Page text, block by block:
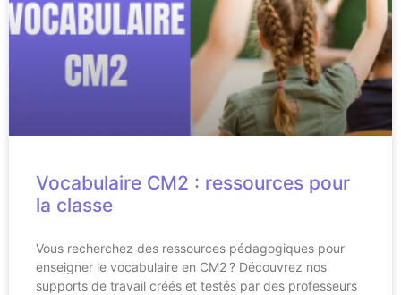
Vocabulaire CM2 : ressources pour
la classe
Vous recherchez des ressources pédagogiques pour
enseigner le vocabulaire en CM2 ? Découvrez nos
supports de travail créés et testés par des professeurs